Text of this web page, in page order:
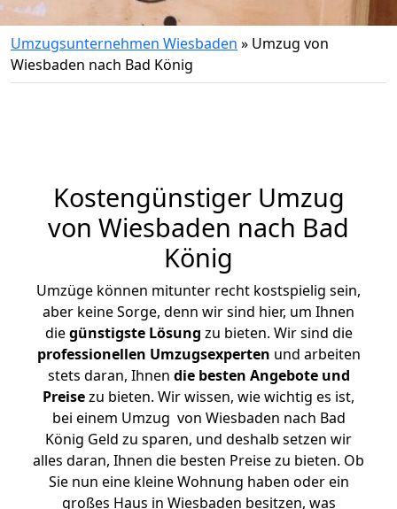
Umzugsunternehmen Wiesbaden » Umzug von
Wiesbaden nach Bad König
Kostengünstiger Umzug
von Wiesbaden nach Bad
König
Umzüge können mitunter recht kostspielig sein,
aber keine Sorge, denn wir sind hier, um Ihnen
diegünstigste Lösung zu bieten. Wir sind die
professionellen Umzugsexperten und arbeiten
stets daran, Ihnen die besten Angebote und
Preisezu bieten. Wir wissen, wie wichtig es ist,
bei einem Umzug von Wiesbaden nach Bad
König Geld zu sparen, und deshalb setzen wir
alles daran, Ihnen die besten Preise zu bieten. Ob
Sie nun eine kleine Wohnung haben oder ein
großes Haus in Wiesbaden besitzen, was